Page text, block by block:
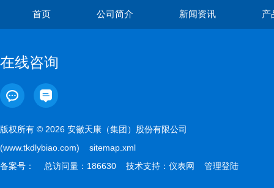
首页 公司简介 新闻资讯 产
在线咨询
版权所有 © 2026 安徽天康（集团）股份有限公司
(www.tkdlybiao.com) sitemap.xml
备案号：
总访问量：186630 技术支持： 仪表网 管理登陆